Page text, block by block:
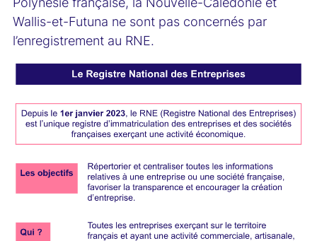
Wallis-et-Futuna ne sont pas concernés par
l’enregistrement au RNE.